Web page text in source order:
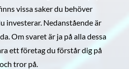
vissa saker du behöver
investerar. Nedanstående är
Om svaret är ja på alla dessa
ett företag du förstår dig på
och tror på.